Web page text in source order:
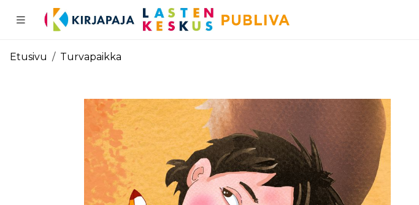
Etusivu Turvapaikka